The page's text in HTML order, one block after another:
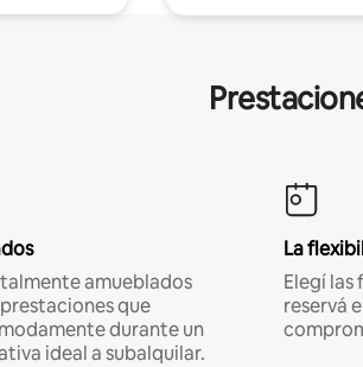
amueblados
que
durante un
ideal a subalquilar.
La
Elegí las
reservá